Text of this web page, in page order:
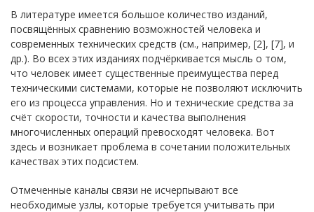
В литературе имеется большое количество изданий,
посвящённых сравнению возможностей человека и
современных технических средств (см., например, [2], [7], и
др.). Во всех этих изданиях подчёркивается мысль о том,
что человек имеет существенные преимущества перед
техническими системами, которые не позволяют исключить
его из процесса управления. Но и технические средства за
счёт скорости, точности и качества выполнения
многочисленных операций превосходят человека. Вот
здесь и возникает проблема в сочетании положительных
качествах этих подсистем.
Отмеченные каналы связи не исчерпывают все
необходимые узлы, которые требуется учитывать при